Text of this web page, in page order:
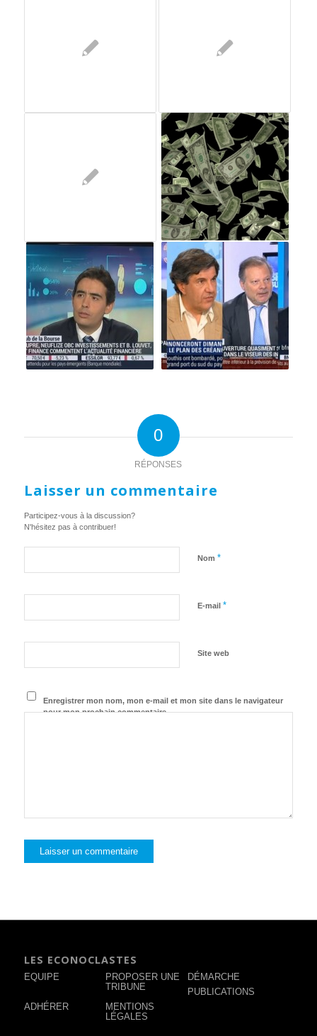
0
RÉPONSES
Laisser un commentaire
Participez-vous à la discussion?
N'hésitez pas à contribuer!
Nom *
E-mail *
Site web
Enregistrer mon nom, mon e-mail et mon site dans le navigateur
pour mon prochain commentaire.
LES ECONOCLASTES
EQUIPE
PROPOSER UNE
TRIBUNE
DÉMARCHE
PUBLICATIONS
ADHÉRER
MENTIONS
LÉGALES